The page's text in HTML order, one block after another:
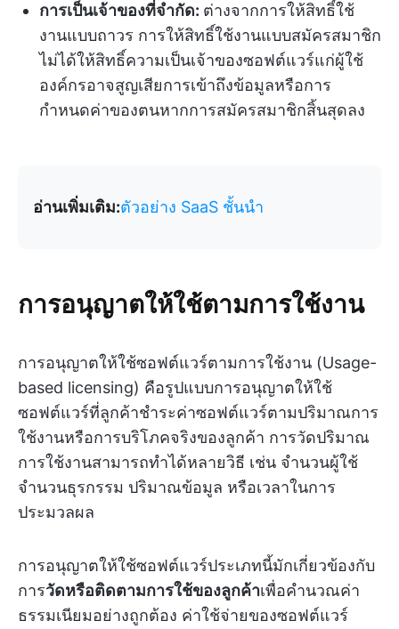
การเป็นเจ้าของที่จำกัด: ต่างจากการให้สิทธิ์ใช้
งานแบบถาวร การให้สิทธิ์ใช้งานแบบสมัครสมาชิก
ไม่ได้ให้สิทธิ์ความเป็นเจ้าของซอฟต์แวร์แก่ผู้ใช้
องค์กรอาจสูญเสียการเข้าถึงข้อมูลหรือการ
กำหนดค่าของตนหากการสมัครสมาชิกสิ้นสุดลง
อ่านเพิ่มเติม:ตัวอย่าง SaaS ชั้นนำ
การอนุญาตให้ใช้ตามการใช้งาน
การอนุญาตให้ใช้ซอฟต์แวร์ตามการใช้งาน (Usage-
based licensing) คือรูปแบบการอนุญาตให้ใช้
ซอฟต์แวร์ที่ลูกค้าชำระค่าซอฟต์แวร์ตามปริมาณการ
ใช้งานหรือการบริโภคจริงของลูกค้า การวัดปริมาณ
การใช้งานสามารถทำได้หลายวิธี เช่น จำนวนผู้ใช้
จำนวนธุรกรรม ปริมาณข้อมูล หรือเวลาในการ
ประมวลผล
การอนุญาตให้ใช้ซอฟต์แวร์ประเภทนี้มักเกี่ยวข้องกับ
การวัดหรือติดตามการใช้ของลูกค้าเพื่อคำนวณค่า
ธรรมเนียมอย่างถูกต้อง ค่าใช้จ่ายของซอฟต์แวร์